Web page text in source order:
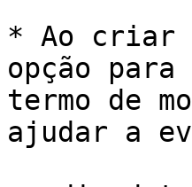
* Ao criar
opção
termo de
ajudar a